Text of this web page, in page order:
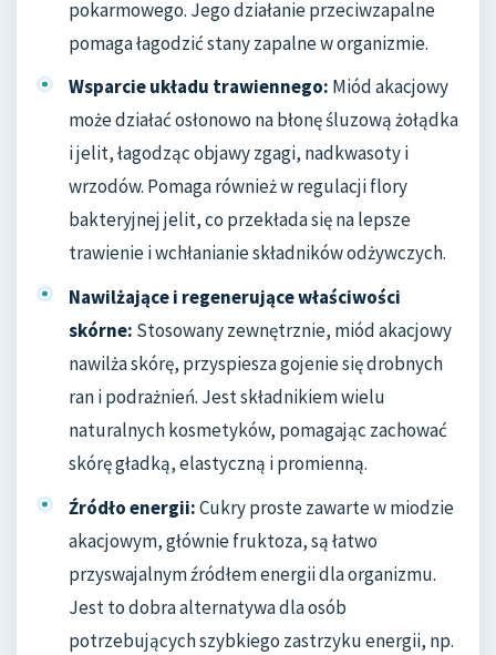
pokarmowego. Jego działanie przeciwzapalne
pomaga łagodzić stany zapalne w organizmie.
Wsparcie układu trawiennego: Miód akacjowy
może działać osłonowo na błonę śluzową żołądka
i jelit, łagodząc objawy zgagi, nadkwasoty i
wrzodów. Pomaga również w regulacji flory
bakteryjnej jelit, co przekłada się na lepsze
trawienie i wchłanianie składników odżywczych.
Nawilżające i regenerujące właściwości
skórne: Stosowany zewnętrznie, miód akacjowy
nawilża skórę, przyspiesza gojenie się drobnych
ran i podrażnień. Jest składnikiem wielu
naturalnych kosmetyków, pomagając zachować
skórę gładką, elastyczną i promienną.
Źródło energii:Cukry proste zawarte w miodzie
akacjowym, głównie fruktoza, są łatwo
przyswajalnym źródłem energii dla organizmu.
Jest to dobra alternatywa dla osób
potrzebujących szybkiego zastrzyku energii, np.